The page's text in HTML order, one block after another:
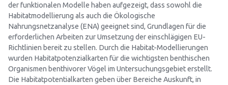
der funktionalen Modelle haben aufgezeigt, dass sowohl die
Habitatmodellierung als auch die Ökologische
Nahrungsnetzanalyse (ENA) geeignet sind, Grundlagen für die
erforderlichen Arbeiten zur Umsetzung der einschlägigen EU-
Richtlinien bereit zu stellen. Durch die Habitat-Modellierungen
wurden Habitatpotenzialkarten für die wichtigsten benthischen
Organismen benthivorer Vögel im Untersuchungsgebiet erstellt.
Die Habitatpotentialkarten geben über Bereiche Auskunft, in